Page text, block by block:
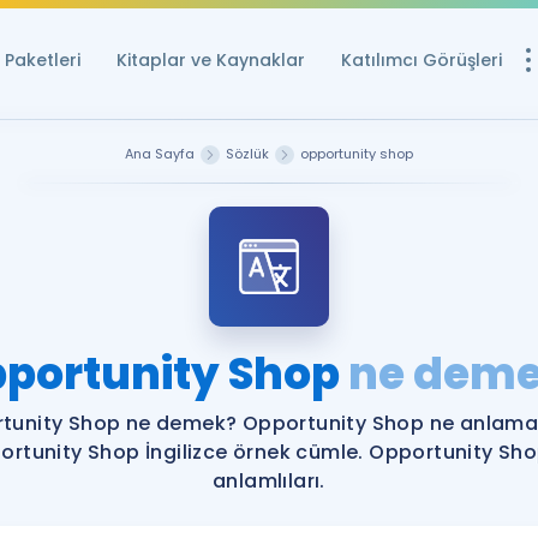
Paketleri Kitaplar ve Kaynaklar Katılımcı Görüşleri
Ücretsiz
YDS ve YÖKDİL
YDS ve YÖKDİL
YDS ve YÖKDİL'e
Ana Sayfa Sözlük opportunity shop
Shopne
Shop ne demek? Opportunity Shop ne
Shop İngilizce örnek cümle. Opportunity
anlamlıları.